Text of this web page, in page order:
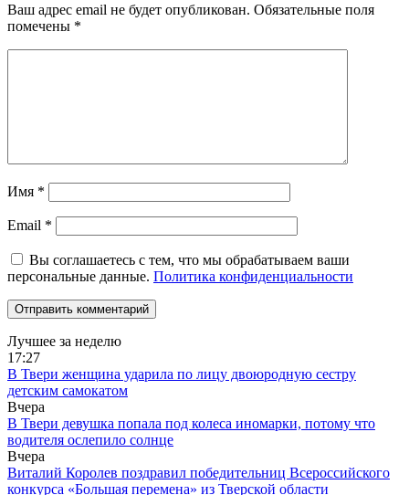
Ваш адрес email не будет опубликован. Обязательные поля
помечены *
Имя *
Email *
Вы соглашаетесь с тем, что мы обрабатываем ваши
персональные данные. Политика конфиденциальности
Лучшее за неделю
17:27
В Твери женщина ударила по лицу двоюродную сестру
детским самокатом
Вчера
В Твери девушка попала под колеса иномарки, потому что
водителя ослепило солнце
Вчера
Виталий Королев поздравил победительниц Всероссийского
конкурса «Большая перемена» из Тверской области